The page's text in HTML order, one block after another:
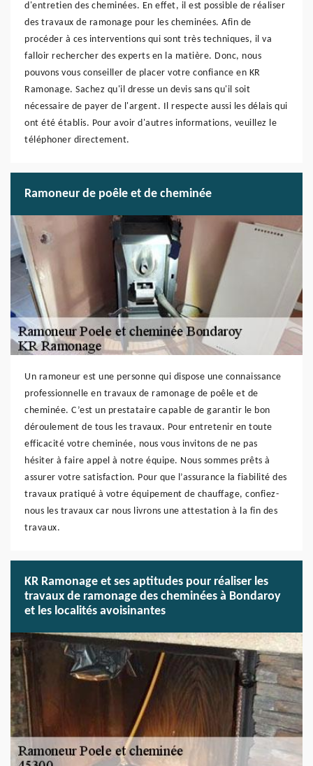
d'entretien des cheminées. En effet, il est possible de réaliser
des travaux de ramonage pour les cheminées. Afin de
procéder à ces interventions qui sont très techniques, il va
falloir rechercher des experts en la matière. Donc, nous
pouvons vous conseiller de placer votre confiance en KR
Ramonage. Sachez qu'il dresse un devis sans qu'il soit
nécessaire de payer de l'argent. Il respecte aussi les délais qui
ont été établis. Pour avoir d'autres informations, veuillez le
téléphoner directement.
Ramoneur de poêle et de cheminée
Un ramoneur est une personne qui dispose une connaissance
professionnelle en travaux de ramonage de poêle et de
cheminée. C’est un prestataire capable de garantir le bon
déroulement de tous les travaux. Pour entretenir en toute
efficacité votre cheminée, nous vous invitons de ne pas
hésiter à faire appel à notre équipe. Nous sommes prêts à
assurer votre satisfaction. Pour que l’assurance la fiabilité des
travaux pratiqué à votre équipement de chauffage, confiez-
nous les travaux car nous livrons une attestation à la fin des
travaux.
KR Ramonage et ses aptitudes pour réaliser les
travaux de ramonage des cheminées à Bondaroy
et les localités avoisinantes